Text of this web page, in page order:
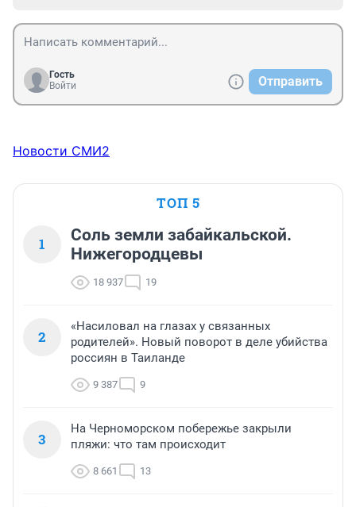
Гость
Войти
Отправить
Новости СМИ2
ТОП 5
1
Соль земли забайкальской.
Нижегородцевы
18 937 19
2
«Насиловал на глазах у связанных
родителей». Новый поворот в деле убийства
россиян в Таиланде
9 387 9
3
На Черноморском побережье закрыли
пляжи: что там происходит
8 661 13